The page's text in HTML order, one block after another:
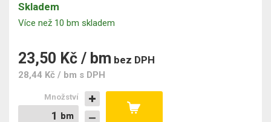
Skladem
Více než 10 bm skladem
23,50 Kč / bm bez DPH
28,44 Kč / bm s DPH
bm
bm
Množství